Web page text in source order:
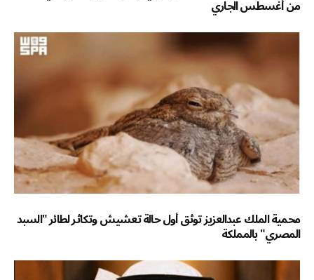
من أغسطس الجاري
محمية الملك عبدالعزيز توثق أول حالة تعشيش وتكاثر لطائر "السبد
المصري" بالمملكة